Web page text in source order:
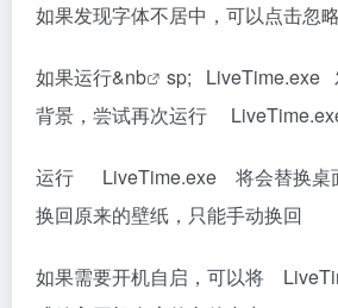
如果发现字体不居中，可以点击忽
如果运行&nb
sp; LiveTime.exe
背景，尝试再次运行
运行 LiveTime.exe 将会替换桌
换回原来的壁纸，只能手动换回
如果需要开机自启，可以将